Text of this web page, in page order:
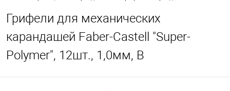
Грифели для механических
карандашей Faber-Castell "Super-
Polymer", 12шт., 1,0мм, B